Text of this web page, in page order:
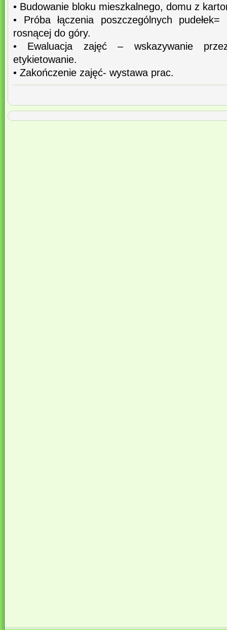
• Budowanie bloku mieszkalnego, domu z
• Próba łączenia poszczególnych
rosnącej do góry.
• Ewaluacja zajęć – wskazywanie
etykietowanie.
• Zakończenie zajęć- wystawa prac.